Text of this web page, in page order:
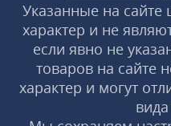
Указанные на
характер и не
если явно не
товаров на сайте
характер и могут